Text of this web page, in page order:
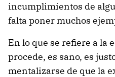
incumplimientos de
falta poner muchos
En lo que se refiere a la
procede, es sano, es
mentalizarse de que la